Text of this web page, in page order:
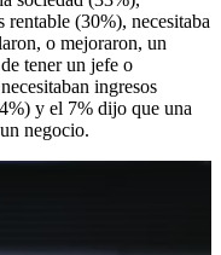
(30%), necesitaba
o mejoraron, un
tener un jefe o
ingresos
y el 7% dijo que una
negocio.